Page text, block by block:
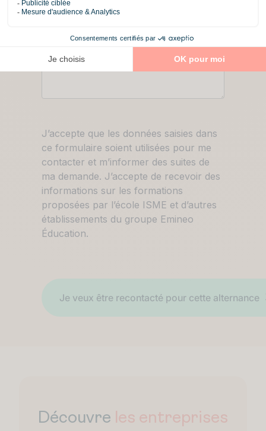
RGPD
J’accepte que les données saisies dans
ce formulaire soient utilisées pour me
contacter et m’informer des suites de
ma demande. J’accepte de recevoir des
informations sur les formations
proposées par l’école ISME et d’autres
établissements du groupe Emineo
Éducation.
Découvre les entreprises